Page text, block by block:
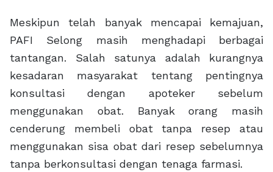
Meskipun telah banyak mencapai kemajuan,
PAFI Selong masih menghadapi berbagai
tantangan. Salah satunya adalah kurangnya
kesadaran masyarakat tentang pentingnya
konsultasi dengan apoteker sebelum
menggunakan obat. Banyak orang masih
cenderung membeli obat tanpa resep atau
menggunakan sisa obat dari resep sebelumnya
tanpa berkonsultasi dengan tenaga farmasi.